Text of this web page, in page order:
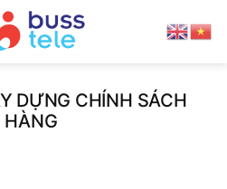
DỰNG CHÍNH SÁCH
HÀNG